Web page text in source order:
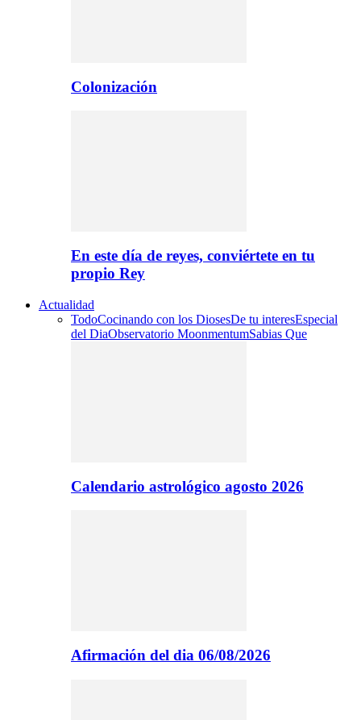
Colonización
En este día de reyes, conviértete en tu
propio Rey
Actualidad
TodoCocinando con los DiosesDe tu interesEspecial
del DiaObservatorio MoonmentumSabias Que
Calendario astrológico agosto 2026
Afirmación del dia 06/08/2026